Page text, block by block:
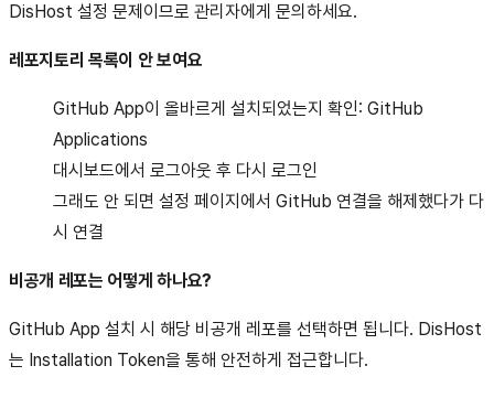
DisHost 설정 문제이므로 관리자에게 문의하세요.
레포지토리 목록이 안 보여요
GitHub App이 올바르게 설치되었는지 확인: GitHub
Applications
대시보드에서 로그아웃 후 다시 로그인
그래도 안 되면 설정 페이지에서 GitHub 연결을 해제했다가 다
시 연결
비공개 레포는 어떻게 하나요?
GitHub App 설치 시 해당 비공개 레포를 선택하면 됩니다. DisHost
는 Installation Token을 통해 안전하게 접근합니다.